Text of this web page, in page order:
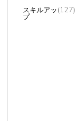
スキルアッ
プ
(127)